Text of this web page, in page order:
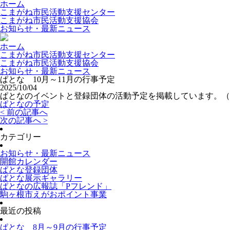
ホーム
こまがね市民活動支援センター
こまがね市民活動支援協会
お知らせ・最新ニュース
ホーム
こまがね市民活動支援センター
こまがね市民活動支援協会
お知らせ・最新ニュース
ぱとな 10月～11月の行事予定
2025/10/04
ぱとなのイベントと登録団体の活動予定を掲載しています。（
ぱとなの予定
< 前の記事へ
次の記事へ >
カテゴリー
お知らせ・最新ニュース
開館カレンダー
ぱとな登録団体
ぱとな展示ギャラリー
ぱとなの広報誌「Pフレンド」
駒ヶ根市えがおポイント事業
最近の投稿
ぱとな 8月～9月の行事予定